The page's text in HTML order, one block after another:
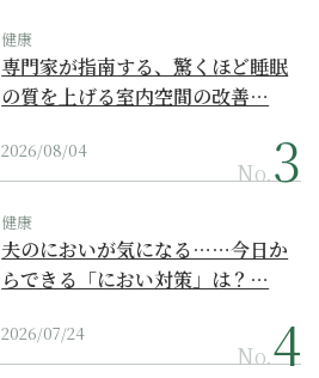
健康
専門家が指南する、驚くほど睡眠
の質を上げる室内空間の改善…
2026/08/04
No.
健康
夫のにおいが気になる……今日か
らできる「におい対策」は？…
2026/07/24
No.